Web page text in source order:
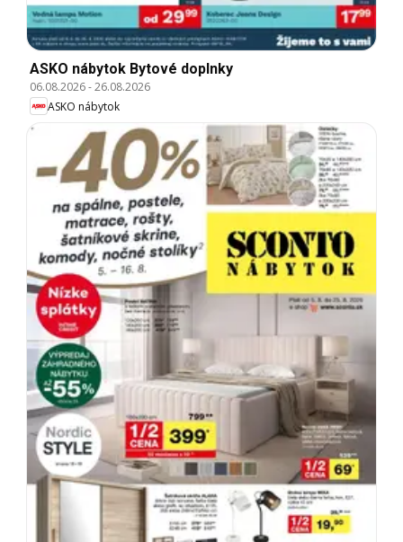
ASKO nábytok Bytové doplnky
06.08.2026-26.08.2026
ASKO nábytok